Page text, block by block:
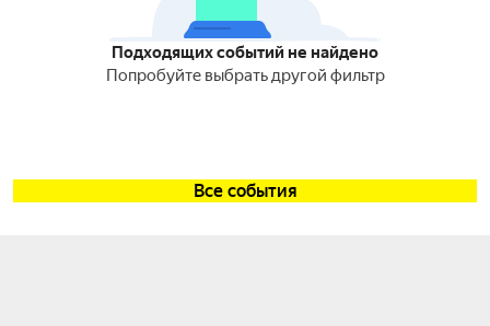
Подходящих событий не найдено
Попробуйте выбрать другой фильтр
Все события